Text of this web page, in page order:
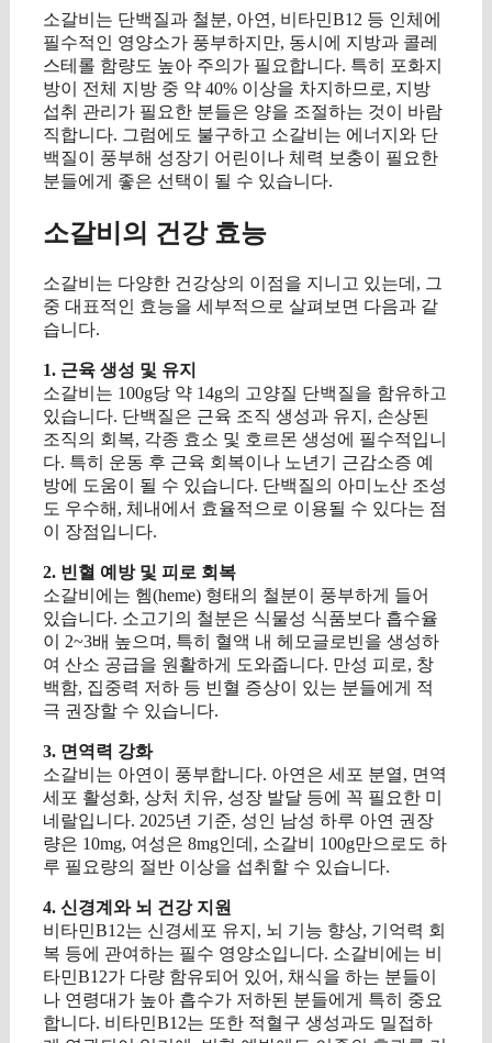
소갈비는 단백질과 철분, 아연, 비타민B12 등 인체에
필수적인 영양소가 풍부하지만, 동시에 지방과 콜레
스테롤 함량도 높아 주의가 필요합니다. 특히 포화지
방이 전체 지방 중 약 40% 이상을 차지하므로, 지방
섭취 관리가 필요한 분들은 양을 조절하는 것이 바람
직합니다. 그럼에도 불구하고 소갈비는 에너지와 단
백질이 풍부해 성장기 어린이나 체력 보충이 필요한
분들에게 좋은 선택이 될 수 있습니다.
소갈비의 건강 효능
소갈비는 다양한 건강상의 이점을 지니고 있는데, 그
중 대표적인 효능을 세부적으로 살펴보면 다음과 같
습니다.
1. 근육 생성 및 유지
소갈비는 100g당 약 14g의 고양질 단백질을 함유하고
있습니다. 단백질은 근육 조직 생성과 유지, 손상된
조직의 회복, 각종 효소 및 호르몬 생성에 필수적입니
다. 특히 운동 후 근육 회복이나 노년기 근감소증 예
방에 도움이 될 수 있습니다. 단백질의 아미노산 조성
도 우수해, 체내에서 효율적으로 이용될 수 있다는 점
이 장점입니다.
2. 빈혈 예방 및 피로 회복
소갈비에는 헴(heme) 형태의 철분이 풍부하게 들어
있습니다. 소고기의 철분은 식물성 식품보다 흡수율
이 2~3배 높으며, 특히 혈액 내 헤모글로빈을 생성하
여 산소 공급을 원활하게 도와줍니다. 만성 피로, 창
백함, 집중력 저하 등 빈혈 증상이 있는 분들에게 적
극 권장할 수 있습니다.
3. 면역력 강화
소갈비는 아연이 풍부합니다. 아연은 세포 분열, 면역
세포 활성화, 상처 치유, 성장 발달 등에 꼭 필요한 미
네랄입니다. 2025년 기준, 성인 남성 하루 아연 권장
량은 10mg, 여성은 8mg인데, 소갈비 100g만으로도 하
루 필요량의 절반 이상을 섭취할 수 있습니다.
4. 신경계와 뇌 건강 지원
비타민B12는 신경세포 유지, 뇌 기능 향상, 기억력 회
복 등에 관여하는 필수 영양소입니다. 소갈비에는 비
타민B12가 다량 함유되어 있어, 채식을 하는 분들이
나 연령대가 높아 흡수가 저하된 분들에게 특히 중요
합니다. 비타민B12는 또한 적혈구 생성과도 밀접하